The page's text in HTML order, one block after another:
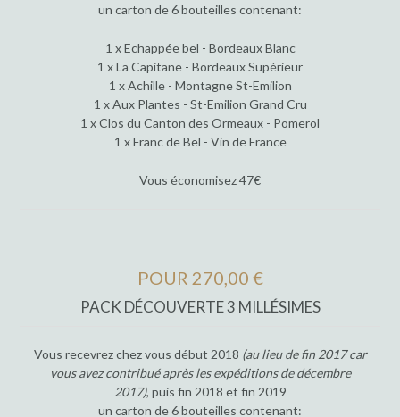
un carton de 6 bouteilles contenant:
1 x Echappée bel - Bordeaux Blanc
1 x La Capitane - Bordeaux Supérieur
1 x Achille - Montagne St-Emilion
1 x Aux Plantes - St-Emilion Grand Cru
1 x Clos du Canton des Ormeaux - Pomerol
1 x Franc de Bel - Vin de France
Vous économisez 47€
POUR 270,00 €
PACK DÉCOUVERTE 3 MILLÉSIMES
Vous recevrez chez vous début 2018 (au lieu de fin 2017 car
vous avez contribué après les expéditions de décembre
2017), puis fin 2018 et fin 2019
un carton de 6 bouteilles contenant: